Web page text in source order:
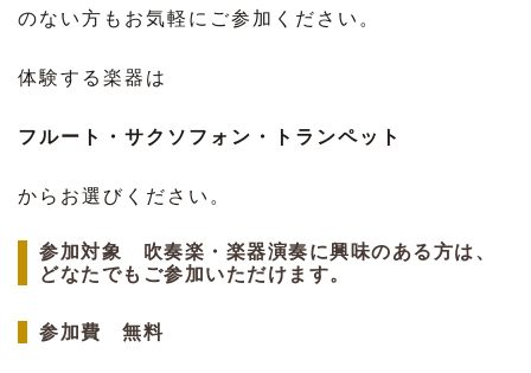
のない方もお気軽にご参加ください。
体験する楽器は
フルート・サクソフォン・トランペット
からお選びください。
参加対象 吹奏楽・楽器演奏に興味のある方は、
どなたでもご参加いただけます。
参加費 無料